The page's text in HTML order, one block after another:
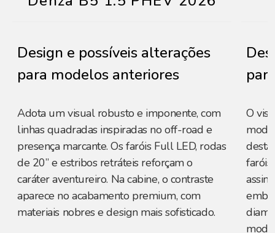
Design e possíveis alterações
para modelos anteriores
Adota um visual robusto e imponente, com
linhas quadradas inspiradas no off-road e
presença marcante. Os faróis Full LED, rodas
de 20” e estribos retráteis reforçam o
caráter aventureiro. Na cabine, o contraste
aparece no acabamento premium, com
materiais nobres e design mais sofisticado.
O
faróis